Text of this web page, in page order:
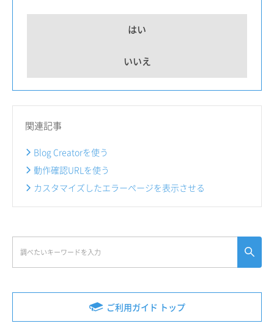
ご利用ガイド トップ
はい
いいえ
関連記事
Blog Creatorを使う
動作確認URLを使う
カスタマイズしたエラーページを表示させる